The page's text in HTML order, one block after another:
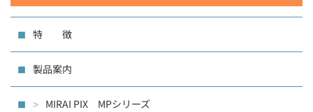
特 徴
製品案内
> MIRAI PIX MPシリーズ